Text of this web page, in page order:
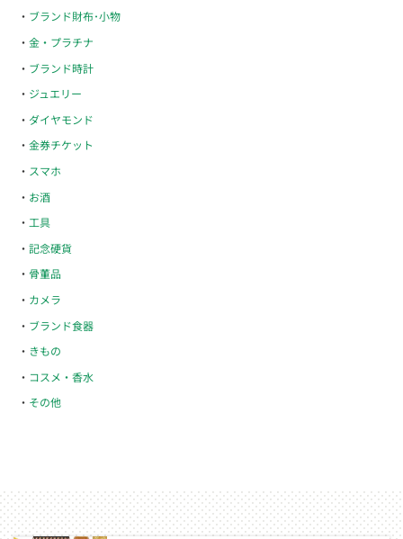
ブランド財布･小物
金・プラチナ
ブランド時計
ジュエリー
ダイヤモンド
金券チケット
スマホ
お酒
工具
記念硬貨
骨董品
カメラ
ブランド食器
きもの
コスメ・香水
その他